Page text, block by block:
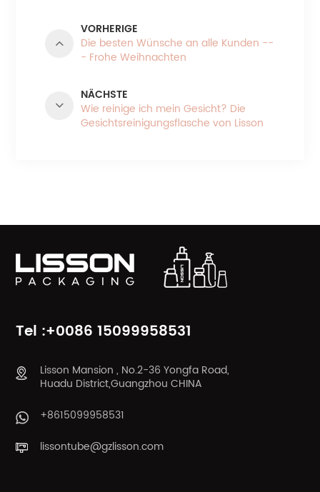
VORHERIGE
Die besten Wünsche an alle Kunden --
- Frohe Weihnachten
NÄCHSTE
Wie reinige ich mein Gesicht? Die
Gesichtsreinigungsflasche von Lisson
Tel :+0086 15099958531
Lisson Mansion , No.2-36 Yongfa Road,
Huadu District,Guangzhou CHINA
+8615099958531
lissontube@gzlisson.com